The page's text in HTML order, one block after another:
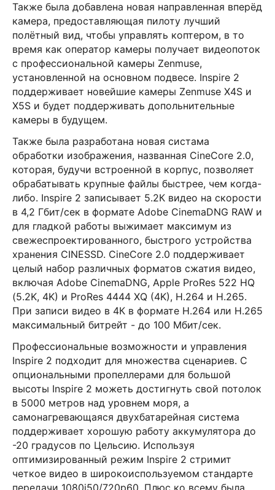
Также была добавлена новая направленная вперёд
камера, предоставляющая пилоту лучший
полётный вид, чтобы управлять коптером, в то
время как оператор камеры получает видеопоток
с профессиональной камеры Zenmuse,
установленной на основном подвесе. Inspire 2
поддерживает новейшие камеры Zenmuse X4S и
X5S и будет поддерживать допольнительные
камеры в будущем.
Также была разработана новая систама
обработки изображения, названная CineCore 2.0,
которая, будучи встроенной в корпус, позволяет
обрабатывать крупные файлы быстрее, чем когда-
либо. Inspire 2 записывает 5.2К видео на скорости
в 4,2 Гбит/сек в формате Adobe CinemaDNG RAW и
для гладкой работы выжимает максимум из
свежеспроектированного, быстрого устройства
хранения CINESSD. CineCore 2.0 поддерживает
целый набор различных форматов сжатия видео,
включая Adobe CinemaDNG, Apple ProRes 522 HQ
(5.2K, 4K) и ProRes 4444 XQ (4K), H.264 и H.265.
При записи видео в 4К в формате H.264 или H.265
максимальный битрейт - до 100 Мбит/сек.
Профессиональные возможности и управления
Inspire 2 подходит для множества сценариев. С
опциональными пропеллерами для большой
высоты Inspire 2 можеть достигнуть свой потолок
в 5000 метров над уровнем моря, а
самонагревающаяся двухбатарейная система
поддерживает хорошую работу аккумулятора до
-20 градусов по Цельсию. Используя
оптимизированный режим Inspire 2 стримит
четкое видео в широкоиспользуемом стандарте
передачи 1080i50/720p60. Плюс ко всему была